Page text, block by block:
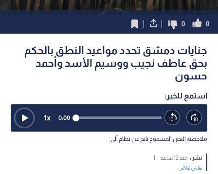
0
0
جنايات دمشق تحدد مواعيد النطق بالحكم
بحق عاطف نجيب ووسيم الأسد وأحمد
حسون
استمع للخبر:
0:00
1x
ملاحظة: النص المسموع ناتج عن نظام آلي
نشر : منذ 12 ساعة
|
عربي دولي